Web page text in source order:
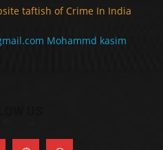
taftish of Crime In India
Mohammd kasim